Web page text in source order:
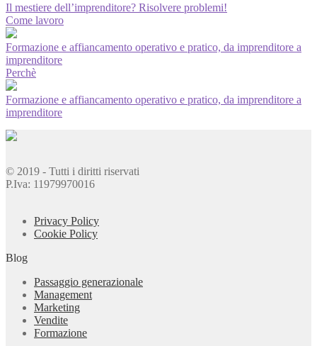
Il mestiere dell’imprenditore? Risolvere problemi!
Come lavoro
Formazione e affiancamento operativo e pratico, da imprenditore a
imprenditore
Perchè
Formazione e affiancamento operativo e pratico, da imprenditore a
imprenditore
© 2019 - Tutti i diritti riservati
P.Iva: 11979970016
Privacy Policy
Cookie Policy
Blog
Passaggio generazionale
Management
Marketing
Vendite
Formazione